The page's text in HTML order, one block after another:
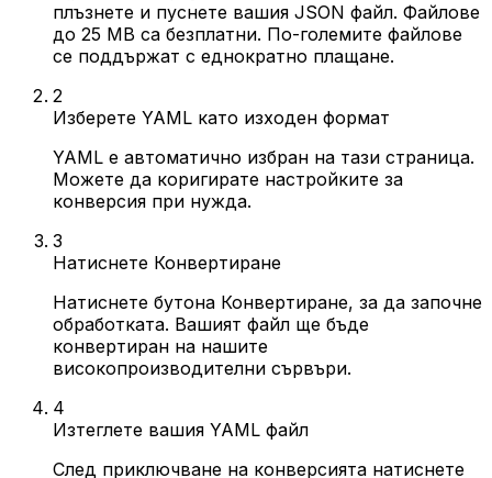
плъзнете и пуснете вашия JSON файл. Файлове
до 25 MB са безплатни. По-големите файлове
се поддържат с еднократно плащане.
2
Изберете YAML като изходен формат
YAML е автоматично избран на тази страница.
Можете да коригирате настройките за
конверсия при нужда.
3
Натиснете Конвертиране
Натиснете бутона Конвертиране, за да започне
обработката. Вашият файл ще бъде
конвертиран на нашите
високопроизводителни сървъри.
4
Изтеглете вашия YAML файл
След приключване на конверсията натиснете